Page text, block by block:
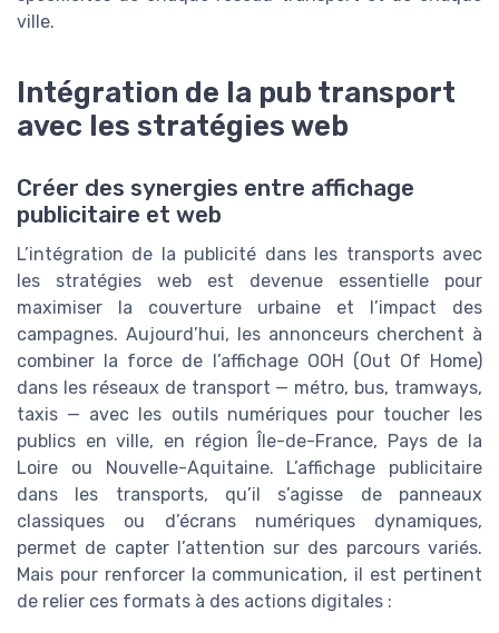
ville.
Intégration de la pub transport
avec les stratégies web
Créer des synergies entre affichage
publicitaire et web
L’intégration de la publicité dans les transports avec
les stratégies web est devenue essentielle pour
maximiser la couverture urbaine et l’impact des
campagnes. Aujourd’hui, les annonceurs cherchent à
combiner la force de l’affichage OOH (Out Of Home)
dans les réseaux de transport — métro, bus, tramways,
taxis — avec les outils numériques pour toucher les
publics en ville, en région Île-de-France, Pays de la
Loire ou Nouvelle-Aquitaine. L’affichage publicitaire
dans les transports, qu’il s’agisse de panneaux
classiques ou d’écrans numériques dynamiques,
permet de capter l’attention sur des parcours variés.
Mais pour renforcer la communication, il est pertinent
de relier ces formats à des actions digitales :